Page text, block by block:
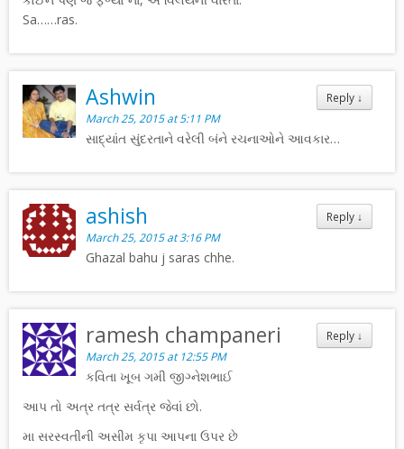
Sa……ras.
Reply ↓
Ashwin
March 25, 2015 at 5:11 PM
સાદ્યાંત સુંદરતાને વરેલી બંને રચનાઓને આવકાર…
Reply ↓
ashish
March 25, 2015 at 3:16 PM
Ghazal bahu j saras chhe.
Reply ↓
ramesh champaneri
March 25, 2015 at 12:55 PM
કવિતા ખૂબ ગમી જીગ્નેશભાઈ
આપ તો અત્ર તત્ર સર્વત્ર જેવાં છો.
મા સરસ્વતીની અસીમ કૃપા આપના ઉપર છે